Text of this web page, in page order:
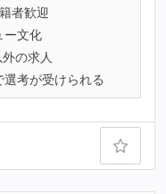
者歓迎
ー文化
の求人
考が受けられる